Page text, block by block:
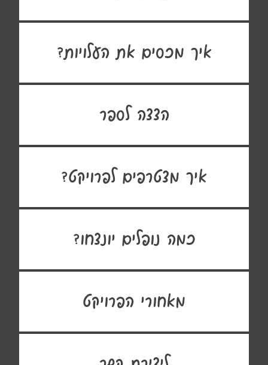
איך מכסים את העלויות?
הצצה לספר
איך מצטרפים לפרויקט?
כמה נופלים יונצחו?
מאחורי הפרויקט